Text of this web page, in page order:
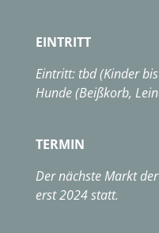
EINTRITT
Eintritt: tbd (Kinder
Hunde (Beißkorb,
TERMIN
Der nächste Markt
erst 2024 statt.